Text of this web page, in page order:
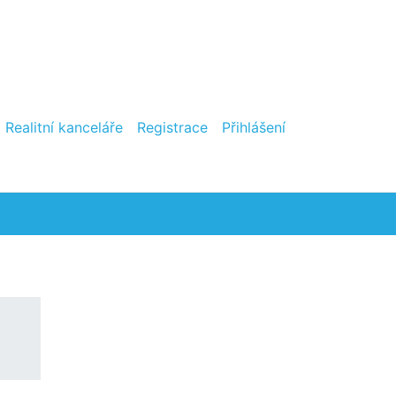
Realitní kanceláře Registrace Přihlášení